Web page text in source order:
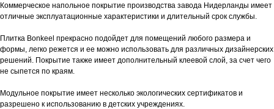
Коммерческое напольное покрытие производства завода Нидерланды имеет
отличные эксплуатационные характеристики и длительный срок службы.
Плитка Bonkeel прекрасно подойдет для помещений любого размера и
формы, легко режется и ее можно использовать для различных дизайнерских
решений. Покрытие также имеет дополнительный клеевой слой, за счет чего
не сыпется по краям.
Модульное покрытие имеет несколько экологических сертификатов и
разрешено к использованию в детских учреждениях.